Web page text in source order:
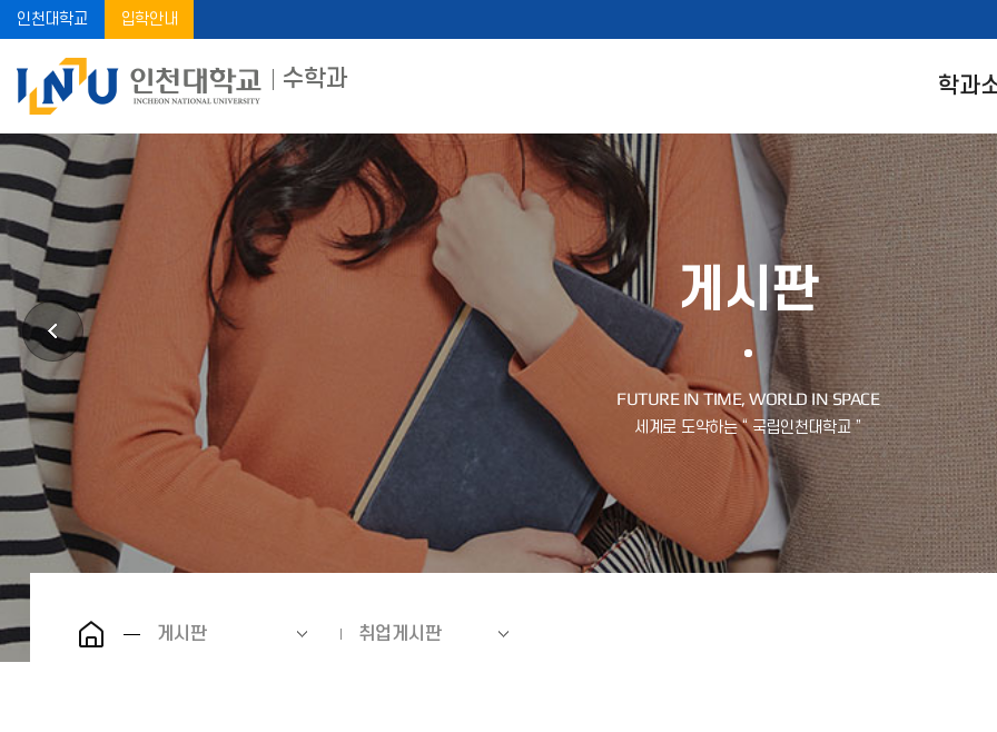
인천대학교 입학안내
수학과 학과
게시판
게시판 취업게시판